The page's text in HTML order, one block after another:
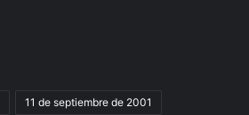
11 de septiembre de 2001